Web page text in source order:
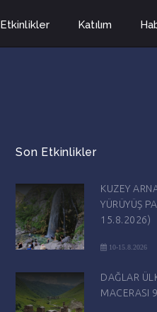
Etkinlikler Katılım
Son Etkinlikler
KUZEY
YÜRÜYÜŞ
15.8.2026)
10-15.8.2026
DAĞLAR
MACERASI